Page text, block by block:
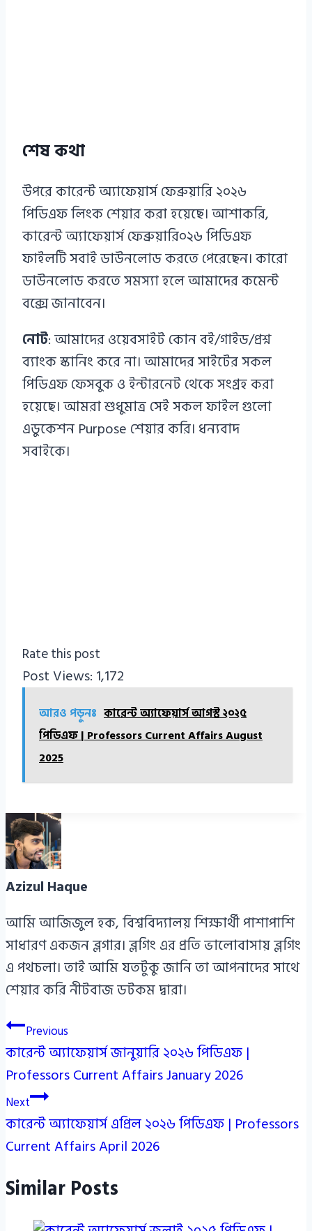
শেষ কথা
উপরে কারেন্ট অ্যাফেয়ার্স ফেব্রুয়ারি ২০২৬
পিডিএফ লিংক শেয়ার করা হয়েছে। আশাকরি,
কারেন্ট অ্যাফেয়ার্স ফেব্রুয়ারি০২৬ পিডিএফ
ফাইলটি সবাই ডাউনলোড করতে পেরেছেন। কারো
ডাউনলোড করতে সমস্যা হলে আমাদের কমেন্ট
বক্সে জানাবেন।
নোট: আমাদের ওয়েবসাইট কোন বই/গাইড/প্রশ্ন
ব্যাংক স্কানিং করে না। আমাদের সাইটের সকল
পিডিএফ ফেসবুক ও ইন্টারনেট থেকে সংগ্রহ করা
হয়েছে। আমরা শুধুমাত্র সেই সকল ফাইল গুলো
এডুকেশন Purpose শেয়ার করি। ধন্যবাদ
সবাইকে।
Rate this post
Post Views: 1,172
আরও পড়ুনঃ কারেন্ট অ্যাফেয়ার্স আগস্ট ২০২৫
পিডিএফ | Professors Current Affairs August
2025
Azizul Haque
আমি আজিজুল হক, বিশ্ববিদ্যালয় শিক্ষার্থী পাশাপাশি
সাধারণ একজন ব্লগার। ব্লগিং এর প্রতি ভালোবাসায় ব্লগিং
এ পথচলা। তাই আমি যতটুকু জানি তা আপনাদের সাথে
শেয়ার করি নীটবাজ ডটকম দ্বারা।
Post
navigation
Previous
কারেন্ট অ্যাফেয়ার্স জানুয়ারি ২০২৬ পিডিএফ |
Professors Current Affairs January 2026
Next
কারেন্ট অ্যাফেয়ার্স এপ্রিল ২০২৬ পিডিএফ | Professors
Current Affairs April 2026
Similar Posts